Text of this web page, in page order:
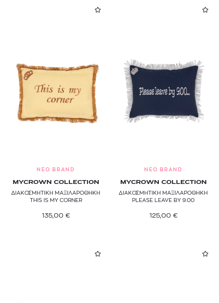
NEO BRAND
MYCROWN COLLECTION
ΔΙΑΚΟΣΜΗΤΙΚΗ ΜΑΞΙΛΑΡΟΘΗΚΗ
THIS IS MY CORNER
135,00 €
NEO BRAND
MYCROWN COLLECTION
ΔΙΑΚΟΣΜΗΤΙΚΗ ΜΑΞΙΛΑΡΟΘΗΚΗ
PLEASE LEAVE BY 9.00
125,00 €